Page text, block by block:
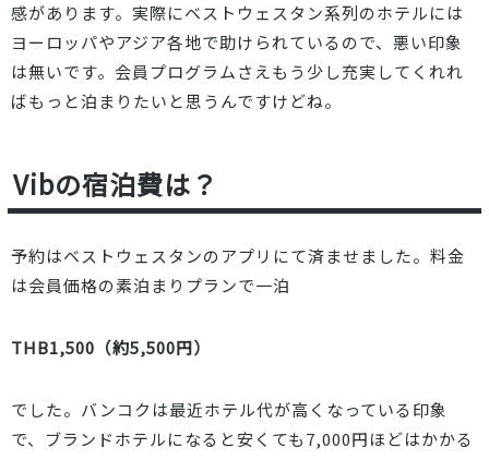
感があります。実際にベストウェスタン系列のホテルには
ヨーロッパやアジア各地で助けられているので、悪い印象
は無いです。会員プログラムさえもう少し充実してくれれ
ばもっと泊まりたいと思うんですけどね。
Vibの宿泊費は？
予約はベストウェスタンのアプリにて済ませました。料金
は会員価格の素泊まりプランで一泊
THB1,500（約5,500円）
でした。バンコクは最近ホテル代が高くなっている印象
で、ブランドホテルになると安くても7,000円ほどはかかる